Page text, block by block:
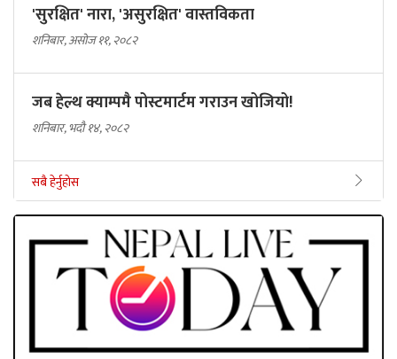
'सुरक्षित' नारा, 'असुरक्षित' वास्तविकता
शनिबार, असोज ११, २०८२
जब हेल्थ क्याम्पमै पोस्टमार्टम गराउन खोजियो!
शनिबार, भदौ १४, २०८२
सबै हेर्नुहोस